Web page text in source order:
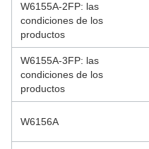
W6155A-2FP: las
condiciones de los
productos
W6155A-3FP: las
condiciones de los
productos
W6156A